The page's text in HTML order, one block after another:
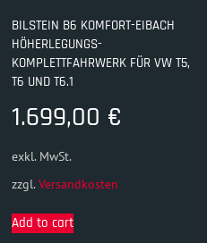
BILSTEIN B6 KOMFORT-EIBACH
HÖHERLEGUNGS-
KOMPLETTFAHRWERK FÜR VW T5,
T6 UND T6.1
1.699,00 €
exkl. MwSt.
zzgl.Versandkosten
Add to cart